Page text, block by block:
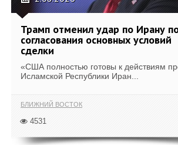
Трамп отменил удар по Ирану
согласования основных условий
сделки
«США полностью готовы к действиям
Исламской Республики Иран...
БЛИЖНИЙ ВОСТОК
4531